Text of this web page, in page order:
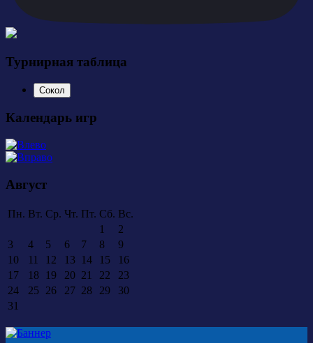
Турнирная таблица
Сокол
Календарь игр
Август
Пн. Вт. Ср. Чт. Пт. Сб. Вс.
1
2
3
4 5 6 7 8
9
10
11 12 13 14 15
16
17
18 19 20 21 22
23
24
25 26 27 28 29
30
31